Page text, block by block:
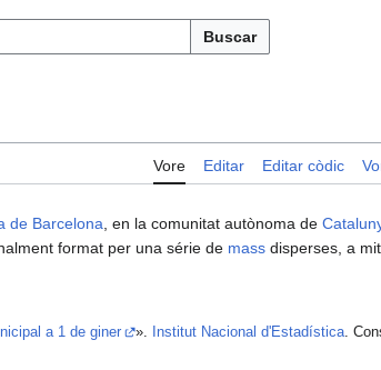
Buscar
Vore Editar Editar còdic
de Barcelona , en la comunitat autònoma de
format per una série de mass disperses, a
a 1 de giner ». Institut Nacional d'Estadística.